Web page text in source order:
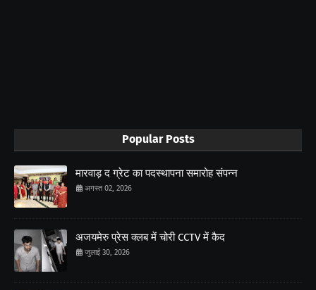
Popular Posts
मारवाड़ द ग्रेट का पदस्थापना समारोह संपन्न
अगस्त 02, 2026
अजयमेरु प्रेस क्लब में चोरी CCTV में कैद
जुलाई 30, 2026